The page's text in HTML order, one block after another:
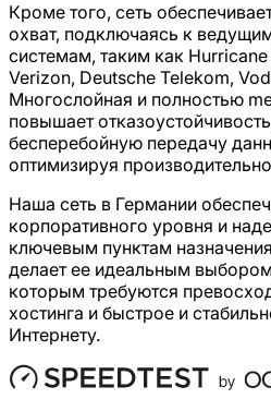
Кроме того, сеть
охват, подключаясь к
системам, таким как
Verizon, Deutsche Telekom,
Многослойная и полностью
повышает
бесперебойную передачу
оптимизируя
Наша сеть в Германии
корпоративного уровня и
ключевым пунктам
делает ее идеальным
которым требуются
хостинга и быстрое и
Интернету.